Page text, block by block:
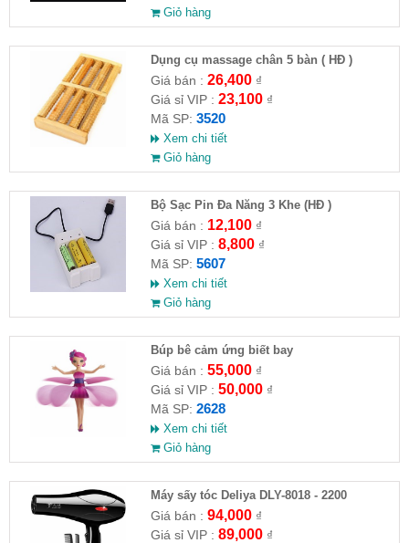
Giỏ hàng
Dụng cụ massage chân 5 bàn ( HĐ )
Giá bán : 26,400₫
Giá sỉ VIP : 23,100₫
Mã SP: 3520
Xem chi tiết
Giỏ hàng
Bộ Sạc Pin Đa Năng 3 Khe (HĐ )
Giá bán : 12,100₫
Giá sỉ VIP : 8,800₫
Mã SP: 5607
Xem chi tiết
Giỏ hàng
​Búp bê cảm ứng biết bay
Giá bán : 55,000₫
Giá sỉ VIP : 50,000₫
Mã SP: 2628
Xem chi tiết
Giỏ hàng
Máy sấy tóc Deliya DLY-8018 - 2200
Giá bán : 94,000₫
Giá sỉ VIP : 89,000₫